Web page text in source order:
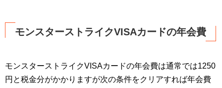
モンスターストライクVISAカードの年会費
モンスターストライクVISAカードの年会費は通常では1250
円と税金分がかかりますが次の条件をクリアすれば年会費